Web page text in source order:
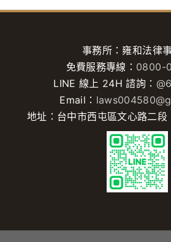
事務所：雍和法律
免費服務專線： 0800-
LINE 線上 24H 諮詢：
Email：
地址：台中市西屯區文心路二